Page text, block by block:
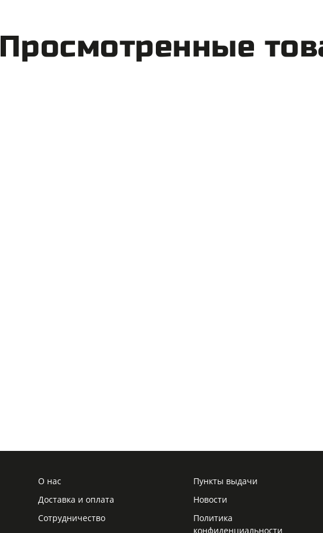
Просмотренные
О нас
Доставка и оплата
Сотрудничество
Пункты выдачи
Новости
Политика
конфиденциальности